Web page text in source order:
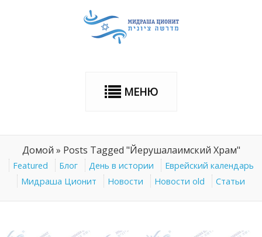
МЕНЮ
Домой » Posts Tagged "Йерушалаимский Храм"
Featured Блог День в истории
Еврейский календарь
Мидраша Ционит
Новости Новости old Статьи